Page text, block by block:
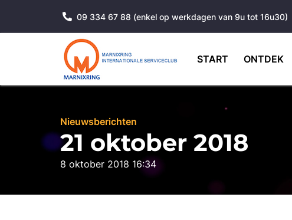
09 334 67 88 (enkel op werkdagen van 9u tot 16u30)
START ONTDEK
Nieuwsberichten
21 oktober 2018
8 oktober 2018 16:34